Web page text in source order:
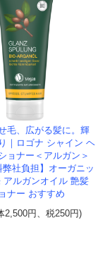
毛、広がる髪に。輝
｜ロゴナ シャイン ヘ
ョナー＜アルガン＞
弊社負担】オーガニッ
アルガンオイル 艶髪
ナー おすすめ
2,500円、税250円)